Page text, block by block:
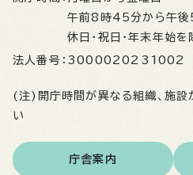
午前8時45分から午後
休日・祝日・年末年始を
法人番号： 3000020231002
(注)開庁時間が異なる組織、施設
い
庁舎案内